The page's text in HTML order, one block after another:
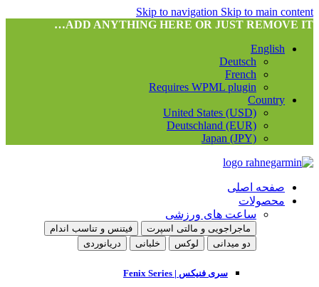
Skip to navigation Skip to main content
ADD ANYTHING HERE OR JUST REMOVE IT…
English
Deutsch
French
Requires WPML plugin
Country
United States (USD)
Deutschland (EUR)
Japan (JPY)
صفحه اصلی
محصولات
ساعت های ورزشی
ماجراجویی و مالتی اسپرت
فیتنس و تناسب اندام
دو میدانی
لوکس خلبانی دریانوردی
سری فنیکس | Fenix Series